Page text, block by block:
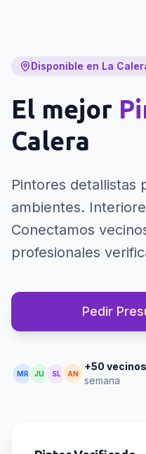
Disponible en La
El mejor
Calera
Pintores detallistas
ambientes.
Conectamos
profesionales
Pedir
MR JU SL AN
+50 vecinos
semana